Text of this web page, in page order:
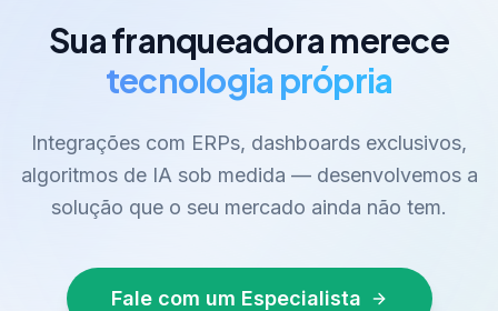
Sua franqueadora merece
tecnologia própria
Integrações com ERPs, dashboards exclusivos,
algoritmos de IA sob medida — desenvolvemos a
solução que o seu mercado ainda não tem.
Fale com um Especialista